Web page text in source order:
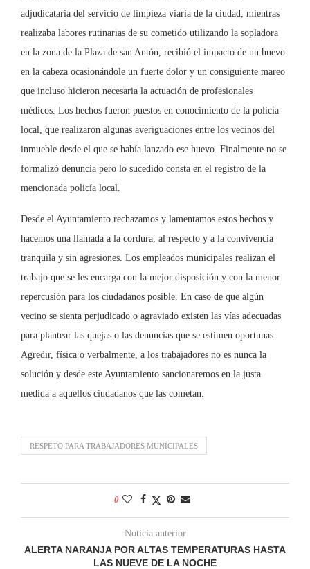
adjudicataria del servicio de limpieza viaria de la ciudad, mientras
realizaba labores rutinarias de su cometido utilizando la sopladora
en la zona de la Plaza de san Antón, recibió el impacto de un huevo
en la cabeza ocasionándole un fuerte dolor y un consiguiente mareo
que incluso hicieron necesaria la actuación de profesionales
médicos. Los hechos fueron puestos en conocimiento de la policía
local, que realizaron algunas averiguaciones entre los vecinos del
inmueble desde el que se había lanzado ese huevo. Finalmente no se
formalizó denuncia pero lo sucedido consta en el registro de la
mencionada policía local.
Desde el Ayuntamiento rechazamos y lamentamos estos hechos y
hacemos una llamada a la cordura, al respecto y a la convivencia
tranquila y sin agresiones. Los empleados municipales realizan el
trabajo que se les encarga con la mejor disposición y con la menor
repercusión para los ciudadanos posible. En caso de que algún
vecino se sienta perjudicado o agraviado existen las vías adecuadas
para plantear las quejas o las denuncias que se estimen oportunas.
Agredir, física o verbalmente, a los trabajadores no es nunca la
solución y desde este Ayuntamiento sancionaremos en la justa
medida a aquellos ciudadanos que las cometan.
RESPETO PARA TRABAJADORES MUNICIPALES
0
Noticia anterior
ALERTA NARANJA POR ALTAS TEMPERATURAS HASTA
LAS NUEVE DE LA NOCHE